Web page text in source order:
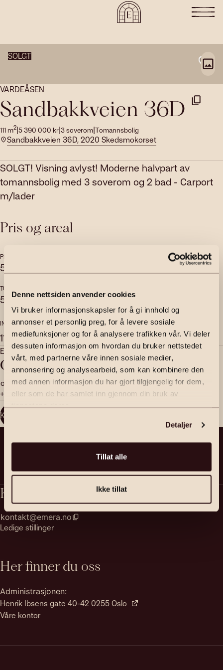
Denne nettsiden anvender cookies
Vi bruker informasjonskapsler for å gi innhold og
annonser et personlig preg, for å levere sosiale
mediefunksjoner og for å analysere trafikken vår. Vi deler
dessuten informasjon om hvordan du bruker nettstedet
vårt, med partnerne våre innen sosiale medier,
annonsering og analysearbeid, som kan kombinere den
med annen informasjon du har gjort tilgjengelig for dem,
eller som de har samlet inn gjennom din bruk av
tjenestene deres.
Detaljer
Tillat alle
Ikke tillat
SOLGT
VARDEÅSEN
Sandbakkveien 36D
111 m2|5 390 000 kr|3soverom|Tomannsbolig
Sandbakkveien 36D, 2020 Skedsmokorset
SOLGT! Visning avlyst! Moderne halvpart av
tomannsbolig med 3 soverom og 2 bad - Carport
m/lader
Pris og areal
PRISANTYDNING
5 390 000
TOTALPRIS
5 525 840,- m
INTERNT BRUKSAREAL
111 m2
EKSTERNT BRUKSAREAL
6 m 2
Eiendomsmegler | Partner
Ole Andre Haugen
ole.andre.haugen@emera.no
+47 908 58 944
Kontakt megler
Kontakt
kontakt@emera.no
Ledige stillinger
Her finner du oss
Administrasjonen:
Henrik Ibsens gate 40-42 0255 Oslo
Våre kontor